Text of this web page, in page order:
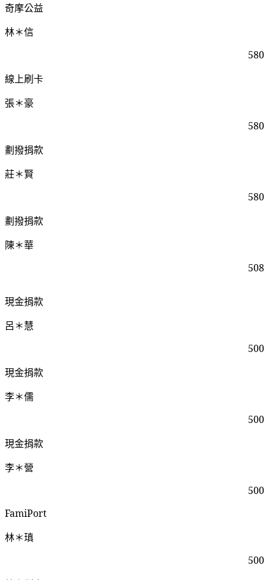
奇摩公益
林＊信
580
線上刷卡
張＊豪
580
劃撥捐款
莊＊賢
580
劃撥捐款
陳＊華
508
現金捐款
呂＊慧
500
現金捐款
李＊儒
500
現金捐款
李＊營
500
FamiPort
林＊瑱
500